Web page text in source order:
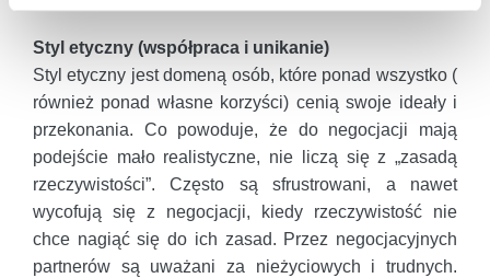
Styl etyczny (współpraca i unikanie)
Styl etyczny jest domeną osób, które ponad wszystko (
również ponad własne korzyści) cenią swoje ideały i
przekonania. Co powoduje, że do negocjacji mają
podejście mało realistyczne, nie liczą się z „zasadą
rzeczywistości”. Często są sfrustrowani, a nawet
wycofują się z negocjacji, kiedy rzeczywistość nie
chce nagiąć się do ich zasad. Przez negocjacyjnych
partnerów są uważani za nieżyciowych i trudnych.